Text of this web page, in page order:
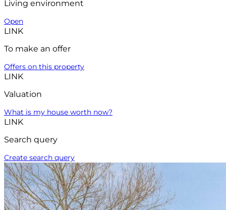
Living environment
Open
LINK
To make an offer
Offers on this property
LINK
Valuation
What is my house worth now?
LINK
Search query
Create search query